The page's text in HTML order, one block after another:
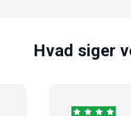
Hvad siger